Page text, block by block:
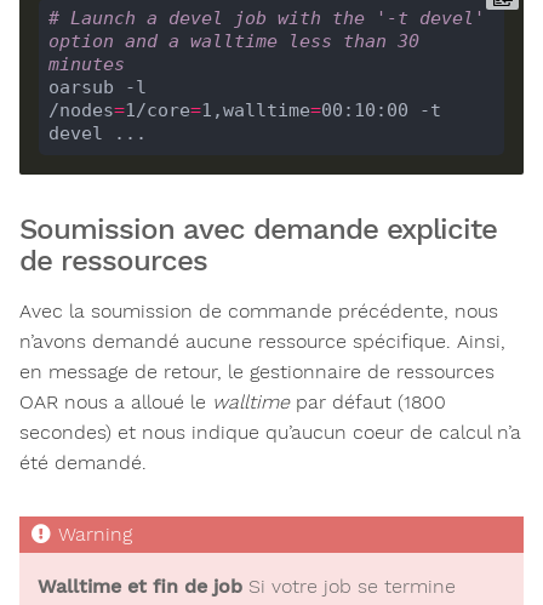
# Launch a devel job with the '-t devel'
option and a walltime less than 30
minutes
oarsub -l
/nodes=1/core=1,walltime=00:10:00 -t
Soumission avec demande explicite
de ressources
Avec la soumission de commande précédente, nous
n’avons demandé aucune ressource spécifique. Ainsi,
en message de retour, le gestionnaire de ressources
OAR nous a alloué le walltimepar défaut (1800
secondes) et nous indique qu’aucun coeur de calcul n’a
été demandé.
Walltime et fin de job Si votre job se termine